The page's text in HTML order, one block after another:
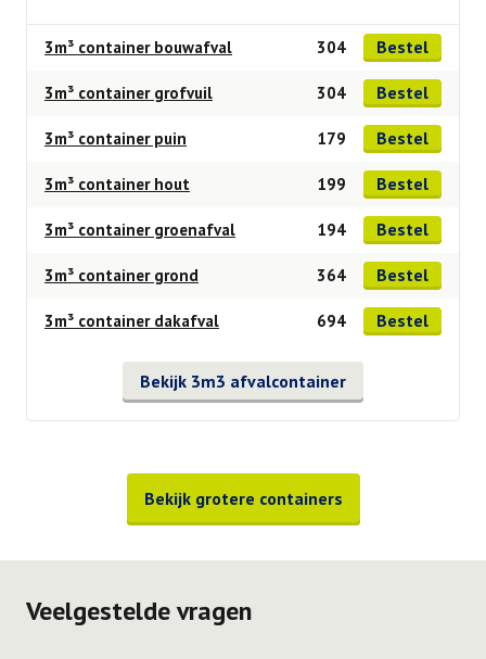
3m³ container bouwafval 304 Bestel
3m³ container grofvuil 304 Bestel
3m³ container puin 179 Bestel
3m³ container hout 199 Bestel
3m³ container groenafval 194 Bestel
3m³ container grond 364 Bestel
3m³ container dakafval 694 Bestel
Bekijk 3m3 afvalcontainer
Bekijk grotere containers
Veelgestelde vragen